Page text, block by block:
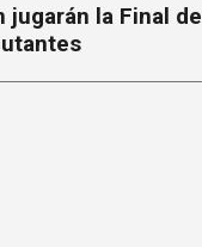
jugarán la Final de